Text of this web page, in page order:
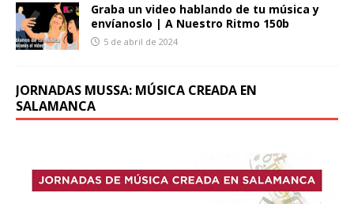
Graba un video hablando de tu música y
envíanoslo | A Nuestro Ritmo 150b
5 de abril de 2024
JORNADAS MUSSA: MÚSICA CREADA EN
SALAMANCA